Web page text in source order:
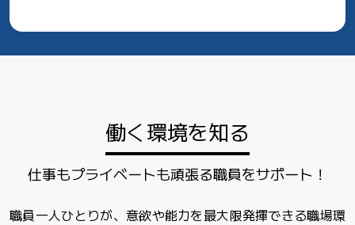
働く環境を知る
仕事もプライベートも頑張る職員をサポート！
職員一人ひとりが、意欲や能力を最大限発揮できる職場環